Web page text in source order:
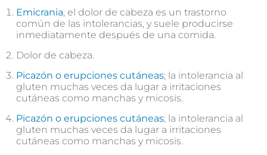
Emicrania; el dolor de cabeza es un trastorno
común de las intolerancias, y suele producirse
inmediatamente después de una comida.
Dolor de cabeza.
Picazón o erupciones cutáneas; la intolerancia al
gluten muchas veces da lugar a irritaciones
cutáneas como manchas y micosis.
Picazón o erupciones cutáneas; la intolerancia al
gluten muchas veces da lugar a irritaciones
cutáneas como manchas y micosis.